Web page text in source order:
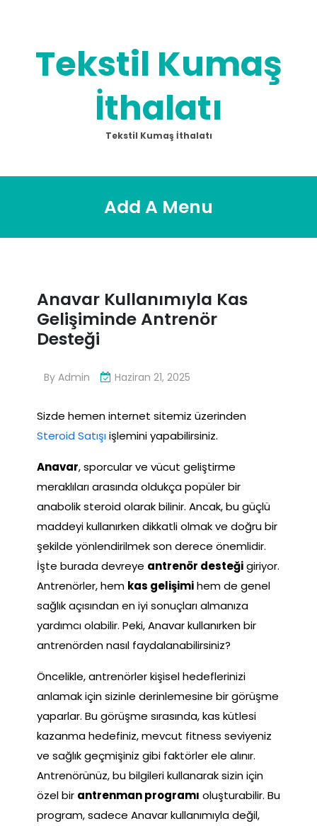
Tekstil Kumaş
İthalatı
Tekstil Kumaş İthalatı
Add A Menu
Anavar Kullanımıyla Kas
Gelişiminde Antrenör
Desteği
By Admin Haziran 21, 2025
Sizde hemen internet sitemiz üzerinden
Steroid Satışıişlemini yapabilirsiniz.
Anavar, sporcular ve vücut geliştirme
meraklıları arasında oldukça popüler bir
anabolik steroid olarak bilinir. Ancak, bu güçlü
maddeyi kullanırken dikkatli olmak ve doğru bir
şekilde yönlendirilmek son derece önemlidir.
İşte burada devreye antrenör desteğigiriyor.
Antrenörler, hem kas gelişimihem de genel
sağlık açısından en iyi sonuçları almanıza
yardımcı olabilir. Peki, Anavar kullanırken bir
antrenörden nasıl faydalanabilirsiniz?
Öncelikle, antrenörler kişisel hedeflerinizi
anlamak için sizinle derinlemesine bir görüşme
yaparlar. Bu görüşme sırasında, kas kütlesi
kazanma hedefiniz, mevcut fitness seviyeniz
ve sağlık geçmişiniz gibi faktörler ele alınır.
Antrenörünüz, bu bilgileri kullanarak sizin için
özel bir antrenman programı oluşturabilir. Bu
program, sadece Anavar kullanımıyla değil,